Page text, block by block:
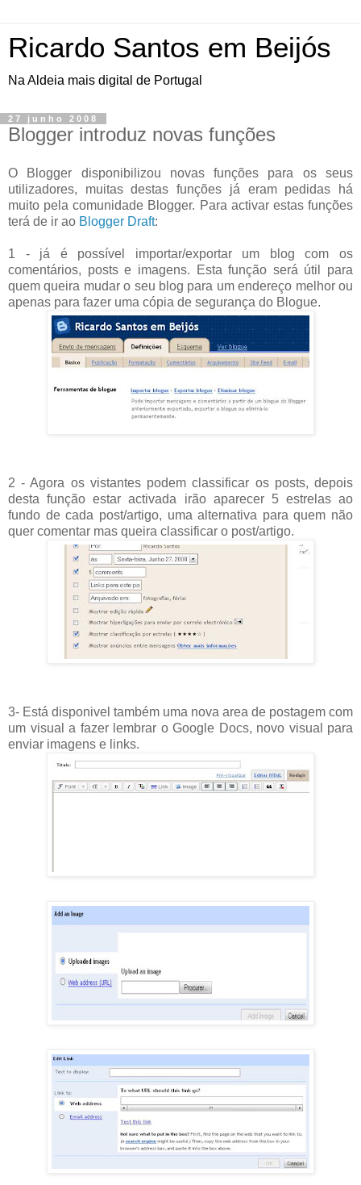
Ricardo Santos em Beijós
Na Aldeia mais digital de Portugal
27 junho 2008
Blogger introduz novas funções
O Blogger disponibilizou novas funções para os seus
utilizadores, muitas destas funções já eram pedidas há
muito pela comunidade Blogger. Para activar estas funções
terá de ir ao Blogger Draft:
1 - já é possível importar/exportar um blog com os
comentários, posts e imagens. Esta função será útil para
quem queira mudar o seu blog para um endereço melhor ou
apenas para fazer uma cópia de segurança do Blogue.
2 - Agora os vistantes podem classificar os posts, depois
desta função estar activada irão aparecer 5 estrelas ao
fundo de cada post/artigo, uma alternativa para quem não
quer comentar mas queira classificar o post/artigo.
3- Está disponivel também uma nova area de postagem com
um visual a fazer lembrar o Google Docs, novo visual para
enviar imagens e links.